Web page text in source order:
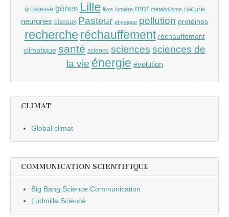
grossesse gènes Lille livre lumière mer métabolisme nature
neurones oiseaux Pasteur physique pollution protéines
recherche réchauffement réchauffement
climatique santé science sciences sciences de
la vie énergie évolution
CLIMAT
Global climat
COMMUNICATION SCIENTIFIQUE
Big Bang Science Communication
Ludmilla Science